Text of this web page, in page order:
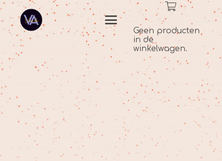
Geen producten
in de
winkelwagen.